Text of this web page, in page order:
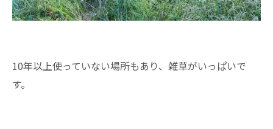
10年以上使っていない場所もあり、雑草がいっぱいで
す。